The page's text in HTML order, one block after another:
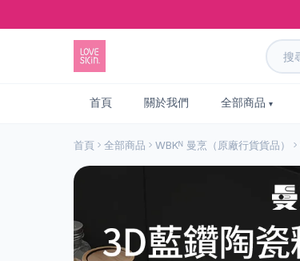
首頁 關於我們 全部商品
首頁 全部商品 WBKᴺ 曼烹（原廠行貨貨品）